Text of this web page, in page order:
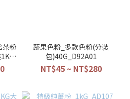
茶粉
蔬果色粉_多款色粉(分裝
包)40G_D92A01
NT$45 ~ NT$280